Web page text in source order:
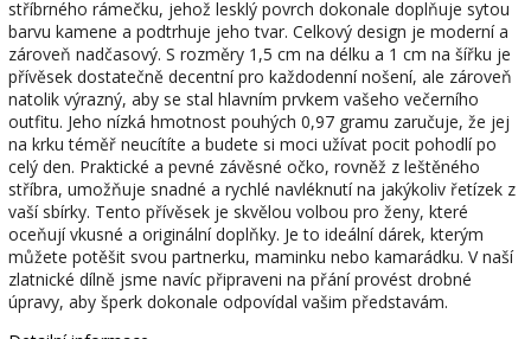
stříbrného rámečku, jehož lesklý povrch dokonale doplňuje sytou
barvu kamene a podtrhuje jeho tvar. Celkový design je moderní a
zároveň nadčasový. S rozměry 1,5 cm na délku a 1 cm na šířku je
přívěsek dostatečně decentní pro každodenní nošení, ale zároveň
natolik výrazný, aby se stal hlavním prvkem vašeho večerního
outfitu. Jeho nízká hmotnost pouhých 0,97 gramu zaručuje, že jej
na krku téměř neucítíte a budete si moci užívat pocit pohodlí po
celý den. Praktické a pevné závěsné očko, rovněž z leštěného
stříbra, umožňuje snadné a rychlé navléknutí na jakýkoliv řetízek z
vaší sbírky. Tento přívěsek je skvělou volbou pro ženy, které
oceňují vkusné a originální doplňky. Je to ideální dárek, kterým
můžete potěšit svou partnerku, maminku nebo kamarádku. V naší
zlatnické dílně jsme navíc připraveni na přání provést drobné
úpravy, aby šperk dokonale odpovídal vašim představám.